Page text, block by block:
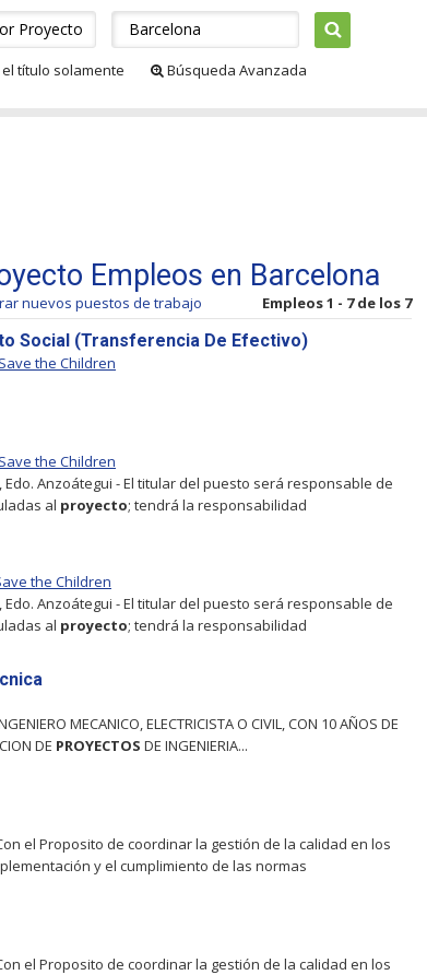
título solamente Búsqueda Avanzada
Empleos en Barcelona
nuevos puestos de trabajo Empleos 1 - 7 de los 7
Social (Transferencia De Efectivo)
Save the Children
Save the Children
Edo. Anzoátegui - El titular del puesto será responsable de
al proyecto; tendrá la responsabilidad
the Children
Edo. Anzoátegui - El titular del puesto será responsable de
al proyecto; tendrá la responsabilidad
MECANICO, ELECTRICISTA O CIVIL, CON 10 AÑOS DE
DE PROYECTOS DE INGENIERIA...
el Proposito de coordinar la gestión de la calidad en los
y el cumplimiento de las normas
el Proposito de coordinar la gestión de la calidad en los